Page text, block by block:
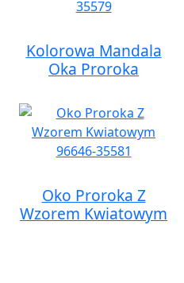
Kolorowa Mandala
Oka Proroka
Oko Proroka Z
Wzorem Kwiatowym